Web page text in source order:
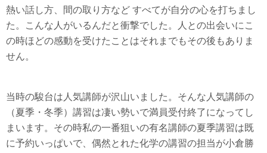
熱い話し方、間の取り方など すべてが自分の心を打ちまし
た。こんな人がいるんだと衝撃でした。人との出会いにこ
の時ほどの感動を受けたことはそれまでもその後もありま
せん。
当時の駿台は人気講師が沢山いました。そんな人気講師の
（夏季・冬季）講習は凄い勢いで満員受付終了になってし
まいます。その時私の一番狙いの有名講師の夏季講習は既
に予約いっぱいで、偶然とれた化学の講習の担当が小倉勝